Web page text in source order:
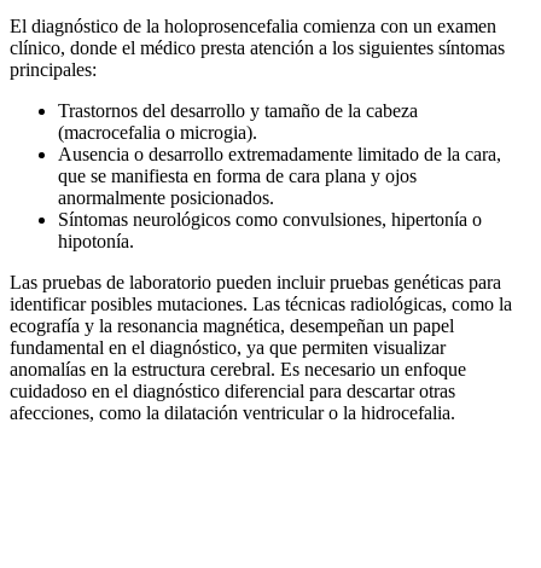
El diagnóstico de la holoprosencefalia comienza con un examen
clínico, donde el médico presta atención a los siguientes síntomas
principales:
Trastornos del desarrollo y tamaño de la cabeza
(macrocefalia o microgia).
Ausencia o desarrollo extremadamente limitado de la cara,
que se manifiesta en forma de cara plana y ojos
anormalmente posicionados.
Síntomas neurológicos como convulsiones, hipertonía o
hipotonía.
Las pruebas de laboratorio pueden incluir pruebas genéticas para
identificar posibles mutaciones. Las técnicas radiológicas, como la
ecografía y la resonancia magnética, desempeñan un papel
fundamental en el diagnóstico, ya que permiten visualizar
anomalías en la estructura cerebral. Es necesario un enfoque
cuidadoso en el diagnóstico diferencial para descartar otras
afecciones, como la dilatación ventricular o la hidrocefalia.